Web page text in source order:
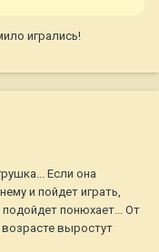
игрались!
Если она
и пойдет играть,
подойдет понюхает... От
выростут